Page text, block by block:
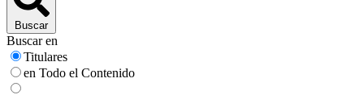
Buscar
Buscar en
Titulares
en Todo el Contenido